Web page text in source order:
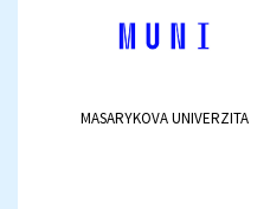
MASARYKOVA UNIVERZITA